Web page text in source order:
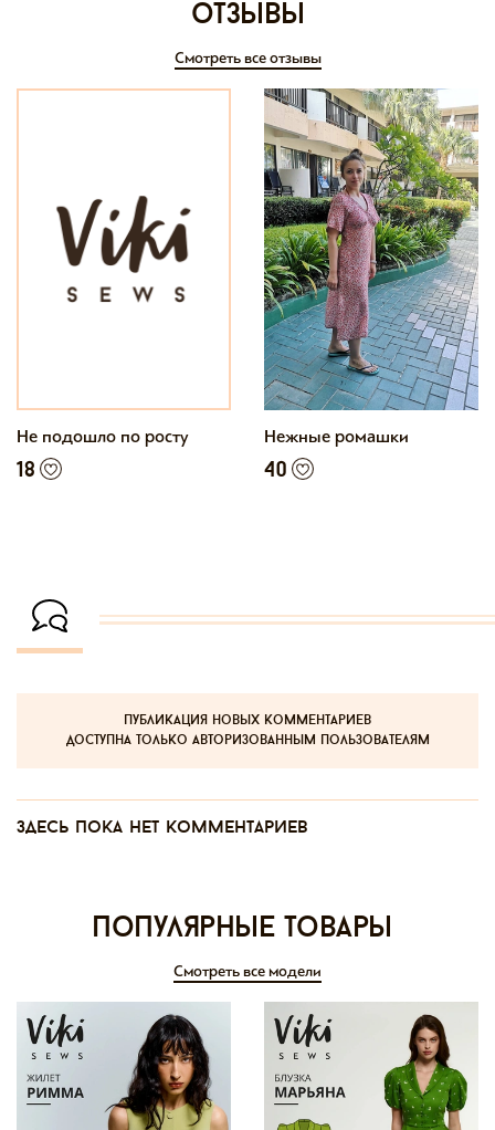
отзывы
Смотреть все отзывы
Не подошло по росту
18
Нежные ромашки
40
публикация новых комментариев
доступна только авторизованным пользователям
Здесь пока нет комментариев
Популярные товары
Смотреть все модели